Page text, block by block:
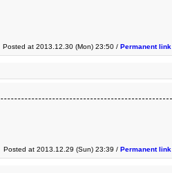
Posted at 2013.12.30 (Mon) 23:50 / Permanent link
Posted at 2013.12.29 (Sun) 23:39 / Permanent link